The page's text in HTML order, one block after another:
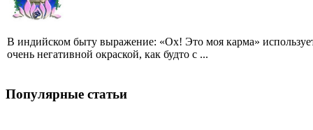
В индийском быту выражение: «Ох! Это моя карма»
очень негативной окраской, как будто с ...
Популярные статьи